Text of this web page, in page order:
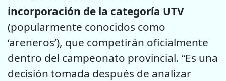
incorporación de la categoría UTV
(popularmente conocidos como
‘areneros’), que competirán oficialmente
dentro del campeonato provincial. “Es una
decisión tomada después de analizar